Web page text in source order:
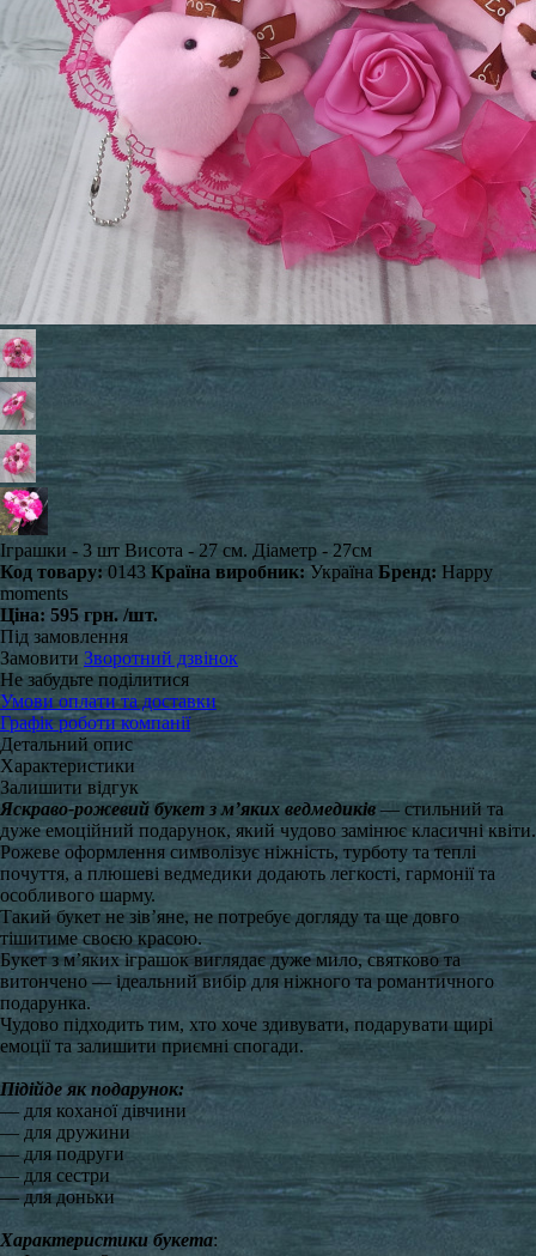
Іграшки - 3 шт Висота - 27 см. Діаметр - 27см
Код товару: 0143 Країна виробник: Україна Бренд: Happy
moments
Ціна: 595 грн. /шт.
Під замовлення
Замовити Зворотний дзвінок
Не забудьте поділитися
Умови оплати та доставки
Графік роботи компанії
Детальний опис
Характеристики
Залишити відгук
Яскраво-рожевий букет з м’яких ведмедиків — стильний та
дуже емоційний подарунок, який чудово замінює класичні квіти.
Рожеве оформлення символізує ніжність, турботу та теплі
почуття, а плюшеві ведмедики додають легкості, гармонії та
особливого шарму.
Такий букет не зів’яне, не потребує догляду та ще довго
тішитиме своєю красою.
Букет з м’яких іграшок виглядає дуже мило, святково та
витончено — ідеальний вибір для ніжного та романтичного
подарунка.
Чудово підходить тим, хто хоче здивувати, подарувати щирі
емоції та залишити приємні спогади.
Підійде як подарунок:
— для коханої дівчини
— для дружини
— для подруги
— для сестри
— для доньки
Характеристики букета: